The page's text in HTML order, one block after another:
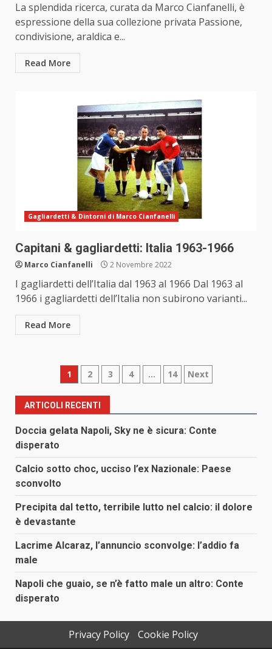
La splendida ricerca, curata da Marco Cianfanelli, è
espressione della sua collezione privata Passione,
condivisione, araldica e...
Read More
Gagliardetti & Dintorni di Marco Cianfanelli
Capitani & gagliardetti: Italia 1963-1966
Marco Cianfanelli 2 Novembre 2022
I gagliardetti dell’Italia dal 1963 al 1966 Dal 1963 al
1966 i gagliardetti dell’Italia non subirono varianti...
Read More
Paginazione
degli
articoli
1 2 3 4 … 14 Next
ARTICOLI RECENTI
Doccia gelata Napoli, Sky ne è sicura: Conte
disperato
Calcio sotto choc, ucciso l’ex Nazionale: Paese
sconvolto
Precipita dal tetto, terribile lutto nel calcio: il dolore
è devastante
Lacrime Alcaraz, l’annuncio sconvolge: l’addio fa
male
Napoli che guaio, se n’è fatto male un altro: Conte
disperato
Privacy Policy Cookie Policy